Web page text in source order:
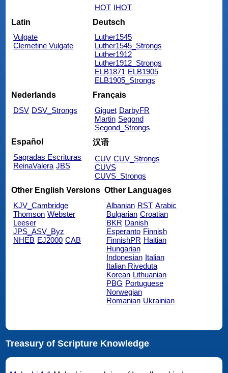
HOT IHOT
Latin
Vulgate
Clemetine Vulgate
Deutsch
Luther1545
Luther1545_Strongs
Luther1912
Luther1912_Strongs
ELB1871 ELB1905
ELB1905_Strongs
Nederlands
DSV DSV_Strongs
Français
Giguet DarbyFR
Martin Segond
Segond_Strongs
Español
Sagradas Escrituras
ReinaValera JBS
汉语
CUV CUV_Strongs
CUVS
CUVS_Strongs
Other English Versions
KJV_Cambridge
Thomson Webster
Leeser
JPS_ASV_Byz
NHEB EJ2000 CAB
Other Languages
Albanian RST Arabic
Bulgarian Croatian
BKR Danish
Esperanto Finnish
FinnishPR Haitian
Hungarian
Indonesian Italian
Italian Riveduta
Korean Lithuanian
PBG Portuguese
Norwegian
Romanian Ukrainian
Treasury of Scripture Knowledge